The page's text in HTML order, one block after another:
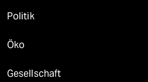
Politik
Öko
Gesellschaft